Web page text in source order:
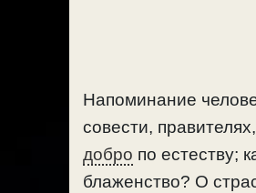
Напоминание
совести,
добро по естеству;
блаженство? О